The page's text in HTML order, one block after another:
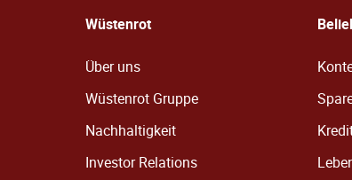
Wüstenrot
Über uns
Wüstenrot Gruppe
Nachhaltigkeit
Investor Relations